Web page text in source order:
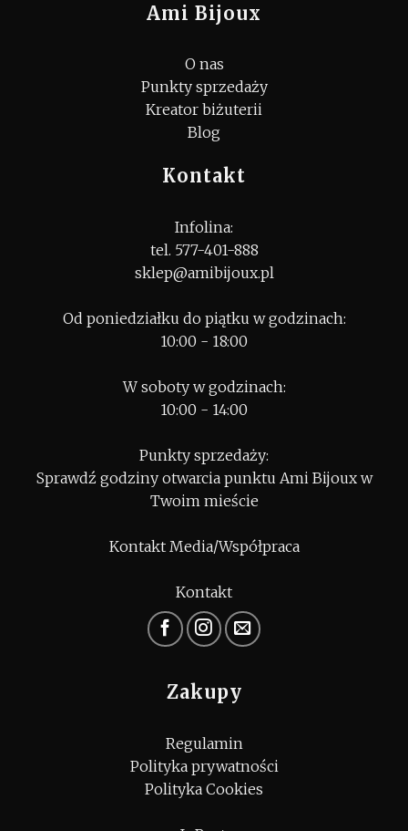
Ami Bijoux
O nas
Punkty sprzedaży
Kreator biżuterii
Blog
Kontakt
Infolina:
tel. 577-401-888
sklep@amibijoux.pl
Od poniedziałku do piątku w godzinach:
10:00 - 18:00
W soboty w godzinach:
10:00 - 14:00
Punkty sprzedaży:
Sprawdź godziny otwarcia punktu Ami Bijoux w
Twoim mieście
Kontakt Media/Współpraca
Kontakt
Zakupy
Regulamin
Polityka prywatności
Polityka Cookies